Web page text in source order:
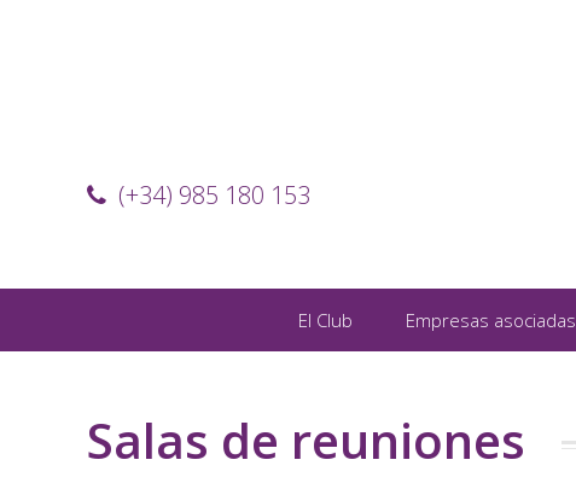
(+34) 985 180 153
El Club Empresas asociadas
Salas de reuniones